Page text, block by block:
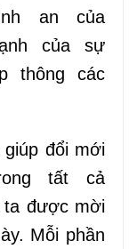
an của
của sự
thông các
giúp đổi mới
tất cả
ta được mời
Mỗi phần